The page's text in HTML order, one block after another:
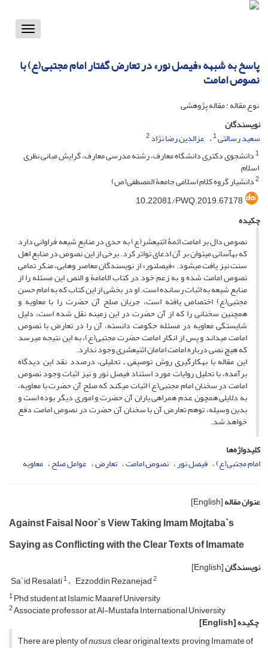
Toggle
پاسخ به شبهه «فیصل نور» در تعارض گفتار امام مجتبی(ع) با
نصوص امامت
نوع مقاله : مقاله پژوهشی
نویسندگان
سعید رسالتی1 عزالدین رضا نژاد2
1دانشجوی دکتری دانشگاه معارف، رشته مدرسی معارف، گرایش مبانی نظری
اسلام
2دانشیار گروه کلام اسلامی جامعة المصطفی(ص)
10.22081/PWQ.2019.67178
چکیده
نصوص دال بر امامت ائمۀ اثنی­عشر(ع) به حدی در منابع شیعه فراوانی دارد
که به‏آسانی می­توان بر آن ادعای تواتر کرد. برخی از این نصوص در منابع اهل
سنت نیز یافت می­شود. «فیصل­نور» از نویسندگان معاصر وهابی، منکر تمامی
نصوص امامت شده و به زعم خود در کتاب الامامة و النص این مسئله را از
منابع شیعه به اثبات رسانده است. او در بخشی از این کتاب که به امام حسن
مجتبی(ع) اختصاص یافته است، جریان صلح آن حضرت را با معاویه و
همچنین سخنانی را که از آن حضرت در این زمینه نقل شده است، دلیل
شایستگی معاویه در مسئله حکومت دانسته، آن را در تعارض با نصوص
امامت می­داند و پس از انکار امامت حضرت مجتبی(ع)، به این نتیجه می­رسد
که هیچ نصی درباره­ امامت امامان اثنی­عشری وجود ندارد.
این مقاله با به­کارگیری روش توصیفی ـ تحلیلی، درصدد نقد این دیدگاه
برآمده، با تحلیل روایات مورد استناد فیصل نور و نیز اثبات وجود نصوص
امامت در سخنان امام مجتبی(ع) اثبات می­کند که صلح آن حضرت با معاویه،
به دلایلی همچون عدم همراهی یاران آن حضرت و اموری دیگر بوده است و
بدین وسیله، توهم تعارض آن با سخنان آن حضرت در نصوص امامت دفع
خواهد شد.
کلیدواژه‌ها
امام مجتبی(ع) فیصل نور نصوص امامت تعارض عوامل صلح معاویه
عنوان مقاله[English]
Against Faisal Noor`s View Taking Imam Mojtaba`s
Saying as Conflicting with the Clear Texts of Imamate
نویسندگان[English]
Sa`id Resalati1 Ezzoddin Rezanejad2
1Phd student at Islamic Maaref University
2Associate professor at Al-Mustafa International University
چکیده[English]
There are plenty ofnusus, clear original texts, proving Imamate of